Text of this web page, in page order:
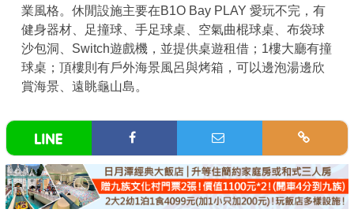
業風格。休閒設施主要在B1O Bay PLAY 愛玩不完，有
健身器材、足撞球、手足球桌、空氣曲棍球桌、布袋球
沙包洞、Switch遊戲機，並提供桌遊租借；1樓大廳有撞
球桌；頂樓則有戶外海景風呂與烤箱，可以邊泡湯邊欣
賞海景、遠眺龜山島。